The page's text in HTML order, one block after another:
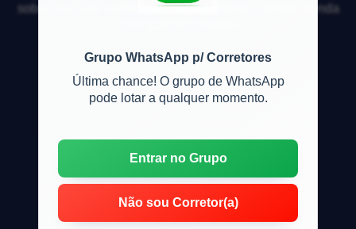
Grupo WhatsApp p/ Corretores
Última chance! O grupo de WhatsApp
pode lotar a qualquer momento.
Entrar no Grupo
Não sou Corretor(a)
sobre mercado imobiliário, financiamento, compra, venda